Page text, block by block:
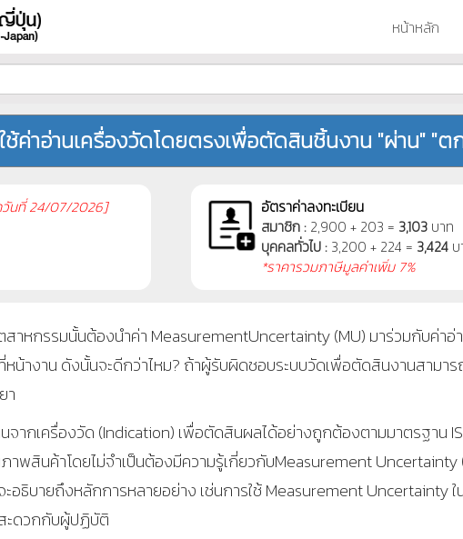
หน้าหลัก
ช้ค่าอ่านเครื่องวัดโดยตรงเพื่อตัดสินชิ้นงาน "ผ่าน" "ต
นที่24/07/2026]
อัตราค่าลงทะเบียน
สมาชิก :2,900 + 203 = 3,103บาท
บุคคลทั่วไป :3,200 + 224 = 3,424บ
*ราคารวมภาษีมูลค่าเพิ่ม 7%
าหกรรมนั้นต้องนำค่า MeasurementUncertainty (MU) มาร่วมกับค่าอ่
น้างาน ดังนั้นจะดีกว่าไหม? ถ้าผู้รับผิดชอบระบบวัดเพื่อตัดสินงานสามา
า
ากเครื่องวัด (Indication) เพื่อตัดสินผลได้อย่างถูกต้องตามมาตรฐาน
พสินค้าโดยไม่จำเป็นต้องมีความรู้เกี่ยวกับMeasurement Uncertainty
อธิบายถึงหลักการหลายอย่าง เช่นการใช้Measurement Uncertainty
ะดวกกับผู้ปฏิบัติ